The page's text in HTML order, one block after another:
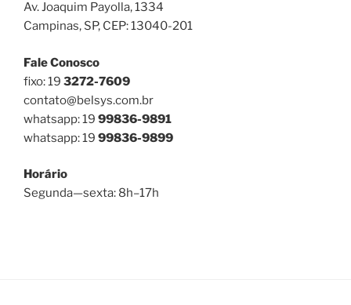
Av. Joaquim Payolla, 1334
Campinas, SP, CEP: 13040-201
Fale Conosco
fixo: 19 3272-7609
contato@belsys.com.br
whatsapp: 19 99836-9891
whatsapp: 19 99836-9899
Horário
Segunda—sexta: 8h–17h